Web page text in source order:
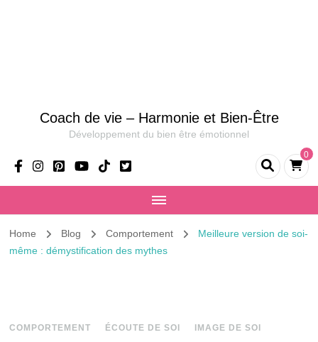
Coach de vie – Harmonie et Bien-Être
Développement du bien être émotionnel
0
Home Blog Comportement
Meilleure version de soi-
même : démystification des mythes
COMPORTEMENT ÉCOUTE DE SOI IMAGE DE SOI